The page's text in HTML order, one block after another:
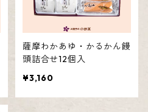
薩摩わかあゆ・かるかん饅
頭詰合せ12個入
¥3,160